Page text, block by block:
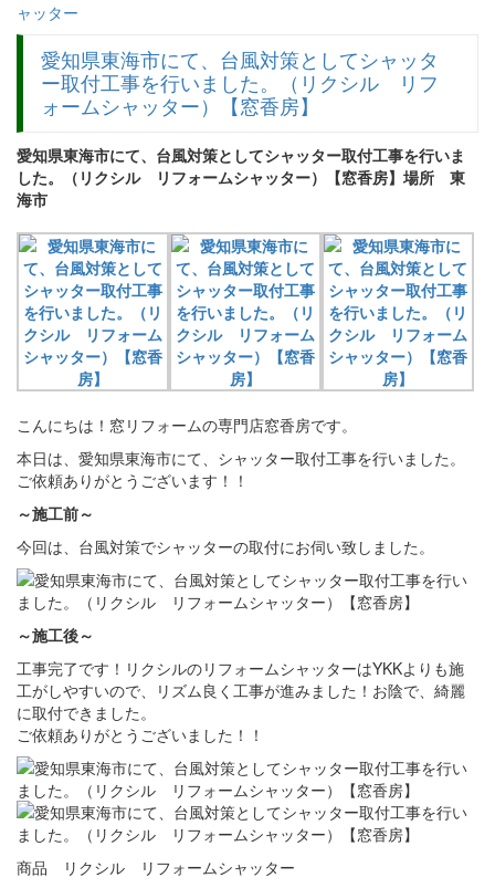
ャッター
愛知県東海市にて、台風対策としてシャッタ
ー取付工事を行いました。（リクシル リフ
ォームシャッター）【窓香房】
愛知県東海市にて、台風対策としてシャッター取付工事を行いま
した。（リクシル リフォームシャッター）【窓香房】場所 東
海市
こんにちは！窓リフォームの専門店窓香房です。
本日は、愛知県東海市にて、シャッター取付工事を行いました。
ご依頼ありがとうございます！！
～施工前～
今回は、台風対策でシャッターの取付にお伺い致しました。
～施工後～
工事完了です！リクシルのリフォームシャッターはYKKよりも施
工がしやすいので、リズム良く工事が進みました！お陰で、綺麗
に取付できました。
ご依頼ありがとうございました！！
商品 リクシル リフォームシャッター